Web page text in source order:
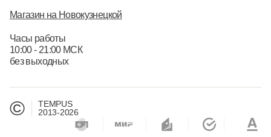
Магазин на Новокузнецкой
Часы работы
10:00 - 21:00 МСК
без выходных
©
TEMPUS
2013-2026